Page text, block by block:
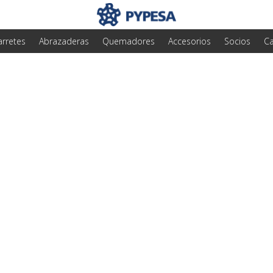
Abrazaderas Quemadores Accesorios Socios